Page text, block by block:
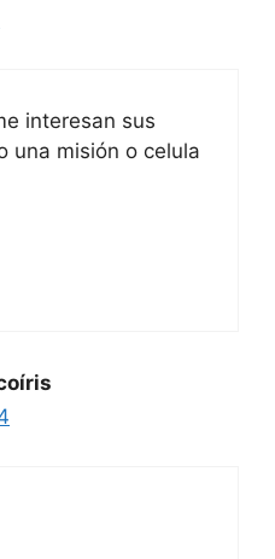
interesan sus
una misión o celula